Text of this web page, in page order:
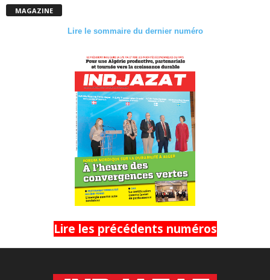
MAGAZINE
Lire le sommaire du dernier numéro
Lire les précédents numéros